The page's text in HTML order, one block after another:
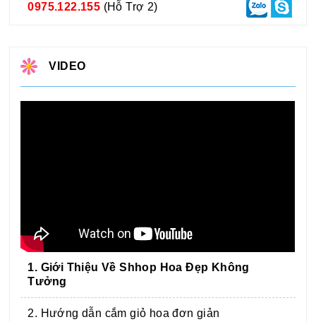
0975.122.155 (Hỗ Trợ 2)
VIDEO
1. Giới Thiệu Về Shhop Hoa Đẹp Không
Tưởng
2. Hướng dẫn cắm giỏ hoa đơn giản